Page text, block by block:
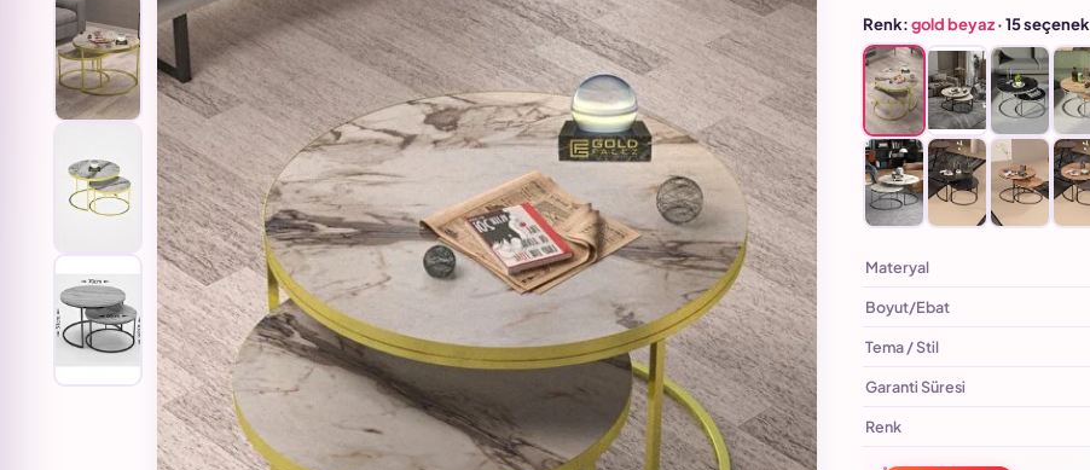
Renk:gold beyaz· 15 seçenek
Materyal
Boyut/Ebat
Tema / Stil
Garanti Süresi
Renk